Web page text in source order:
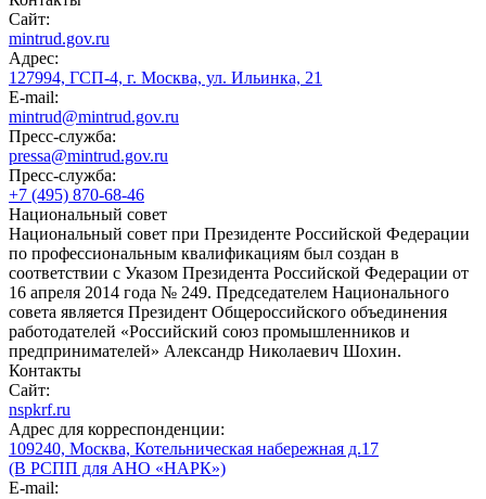
Сайт:
mintrud.gov.ru
Адрес:
127994, ГСП-4, г. Москва, ул. Ильинка, 21
E-mail:
mintrud@mintrud.gov.ru
Пресс-служба:
pressa@mintrud.gov.ru
Пресс-служба:
+7 (495) 870-68-46
Национальный совет
Национальный совет при Президенте Российской Федерации
по профессиональным квалификациям был создан в
соответствии с Указом Президента Российской Федерации от
16 апреля 2014 года № 249. Председателем Национального
совета является Президент Общероссийского объединения
работодателей «Российский союз промышленников и
предпринимателей» Александр Николаевич Шохин.
Контакты
Сайт:
nspkrf.ru
Адрес для корреспонденции:
109240, Москва, Котельническая набережная д.17
(В РСПП для АНО «НАРК»)
E-mail: